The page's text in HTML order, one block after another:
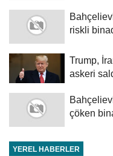
riskli
Trump,
askeri
çöken
YEREL HABERLER